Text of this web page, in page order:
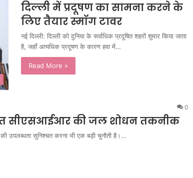
दिल्ली में प्रदूषण का सामना करने के
लिए तैयार स्मॉग टावर
नई दिल्ली: दिल्ली को दुनिया के सर्वाधिक प्रदूषित शहरों शुमार किया जाता
है, जहाँ अत्यधिक प्रदूषण के कारण हवा में…
Read More »
0
सीएसआईआर की जल शोधन तकनीक
सुनिश्चत करना भी एक बड़ी चुनौती है।…